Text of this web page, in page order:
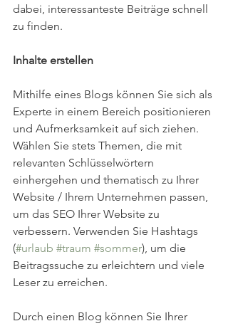
dabei, interessanteste Beiträge schnell
zu finden.
Inhalte erstellen
Mithilfe eines Blogs können Sie sich als
Experte in einem Bereich positionieren
und Aufmerksamkeit auf sich ziehen.
Wählen Sie stets Themen, die mit
relevanten Schlüsselwörtern
einhergehen und thematisch zu Ihrer
Website / Ihrem Unternehmen passen,
um das SEO Ihrer Website zu
verbessern. Verwenden Sie Hashtags
(#urlaub #traum #sommer), um die
Beitragssuche zu erleichtern und viele
Leser zu erreichen.
Durch einen Blog können Sie Ihrer